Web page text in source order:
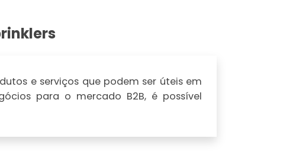
e serviços que podem ser úteis em
para o mercado B2B, é possível